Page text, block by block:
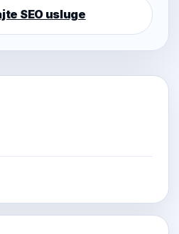
SEO usluge